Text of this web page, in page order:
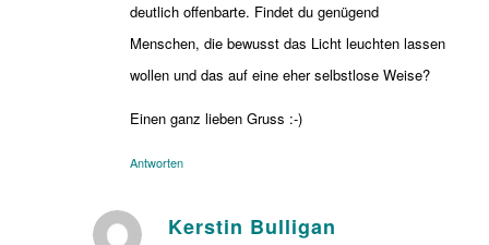
deutlich offenbarte. Findet du genügend
Menschen, die bewusst das Licht leuchten lassen
wollen und das auf eine eher selbstlose Weise?
Einen ganz lieben Gruss :-)
Antworten
Kerstin Bulligan